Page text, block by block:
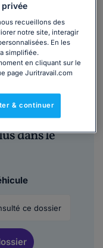
procédure
vous indemniser et
avez exposés.
dans le
ce dossier
recueillons des
notre site, interagir
En les
simplifiée.
en cliquant sur le
page Juritravail.com
& continuer